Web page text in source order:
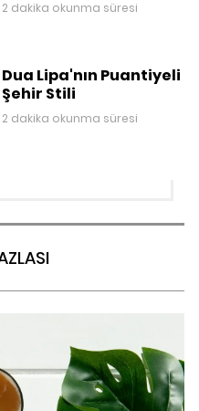
2 dakika okunma süresi
Dua Lipa'nın Puantiyeli
Şehir Stili
2 dakika okunma süresi